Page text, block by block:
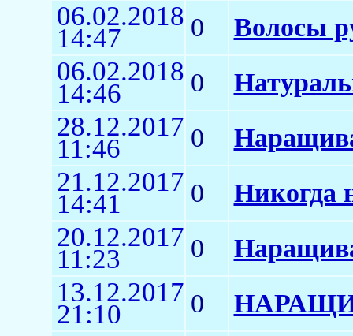
06.02.2018
14:47 0 Волосы
06.02.2018
14:46 0
28.12.2017
11:46 0
21.12.2017
14:41 0 Никогда
20.12.2017
11:23 0
13.12.2017
21:10 0